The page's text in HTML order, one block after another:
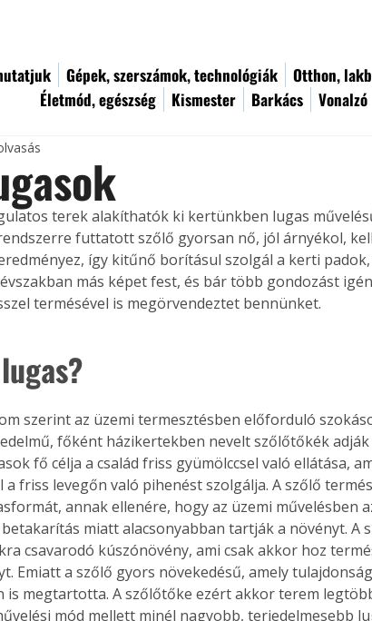
Gépek, szerszámok, technológiák Otthon,
Életmód, egészség
Kismester Barkács Vonalzó
terek alakíthatók ki kertünkben lugas
futtatott szőlő gyorsan nő, jól árnyékol,
így kitűnő borításul szolgál a kerti
más képet fest, és bár több gondozást
termésével is megörvendeztet bennünket.
főként házikertekben nevelt szőlőtőkék adják
fő célja a család friss gyümölccsel való ellátása,
a friss levegőn való pihenést szolgálja. A szőlő
annak ellenére, hogy az üzemi művelésben
miatt alacsonyabban tartják a növényt. A
csavarodó kúszónövény, ami csak akkor hoz
Emiatt a szőlő gyors növekedésű, amely
is megtartotta. A szőlőtőke ezért akkor terem
mód mellett minél nagyobb, terjedelmesebb